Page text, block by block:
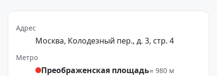
Адрес
Москва, Колодезный пер., д. 3, стр. 4
Метро
Преображенская площадь≈ 980 м